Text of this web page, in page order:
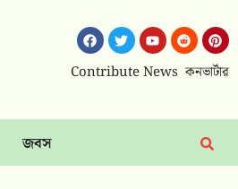
Contribute News কনভার্টার
জবস